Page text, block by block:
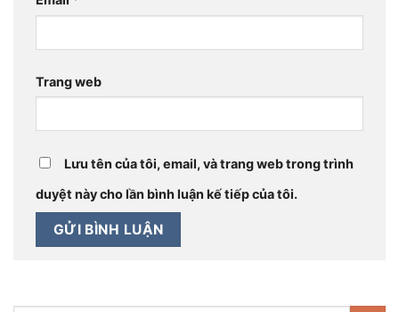
Trang web
Lưu tên của tôi, email, và trang web trong trình
duyệt này cho lần bình luận kế tiếp của tôi.